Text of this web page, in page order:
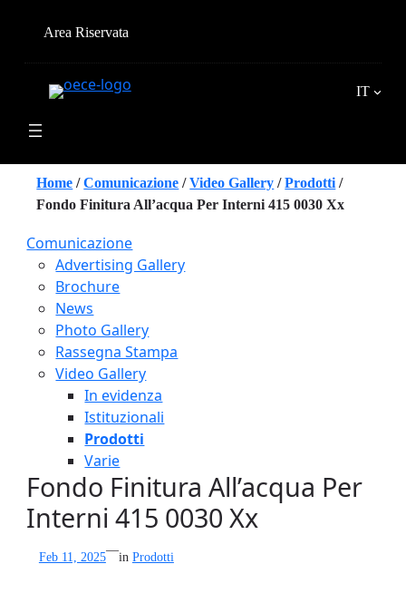
Area Riservata
IT
Home /Comunicazione /Video Gallery /Prodotti /
Fondo Finitura All’acqua Per Interni 415 0030 Xx
Comunicazione
Advertising Gallery
Brochure
News
Photo Gallery
Rassegna Stampa
Video Gallery
In evidenza
Istituzionali
Prodotti
Varie
Fondo Finitura All’acqua Per
Interni 415 0030 Xx
Feb 11, 2025—in Prodotti